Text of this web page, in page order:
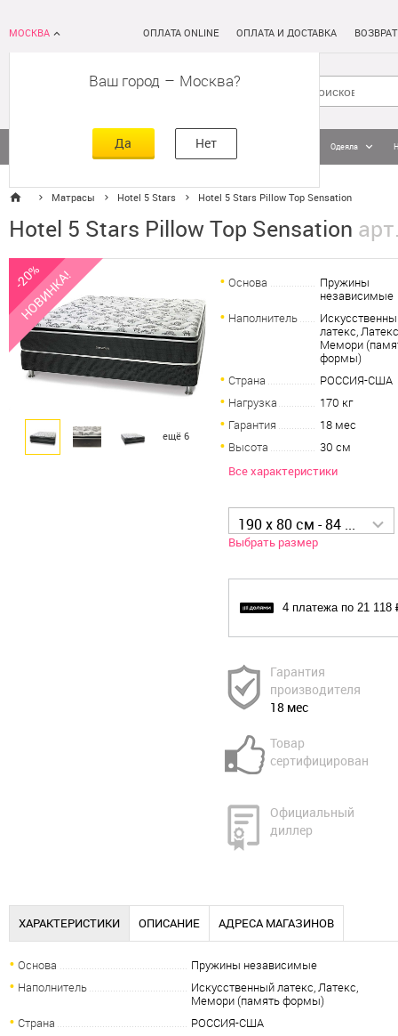
МОСКВА
Ваш город – Москва
Да Нет
ОПЛАТА ONLINE ОПЛАТА И ДОСТАВКА
Кровати Постельное белье Одеяла
Матрасы Hotel 5 Stars Hotel 5 Stars Pillow Top Sensation
Hotel 5 Stars Pillow Top Sensation
-20%
НОВИНКА!
ещё 6
Основа
Пружины
независимые
Наполнитель
латекс,
Мемори
формы)
Страна
РОССИЯ-США
Нагрузка
170 кг
Гарантия
18 мес
Высота
30 см
Все характеристики
190 x 80 см - 84 472 р
Выбрать размер
4 платежа по 21 118
Гарантия
производителя
18 мес
Товар
сертифицирован
Официальный
диллер
ХАРАКТЕРИСТИКИ ОПИСАНИЕ АДРЕСА МАГАЗИНОВ
Основа
Пружины независимые
Наполнитель
Искусственный латекс, Латекс,
Мемори (память формы)
Страна
РОССИЯ-США